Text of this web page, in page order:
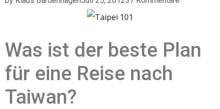
Was ist der beste Plan
für eine Reise nach
Taiwan?